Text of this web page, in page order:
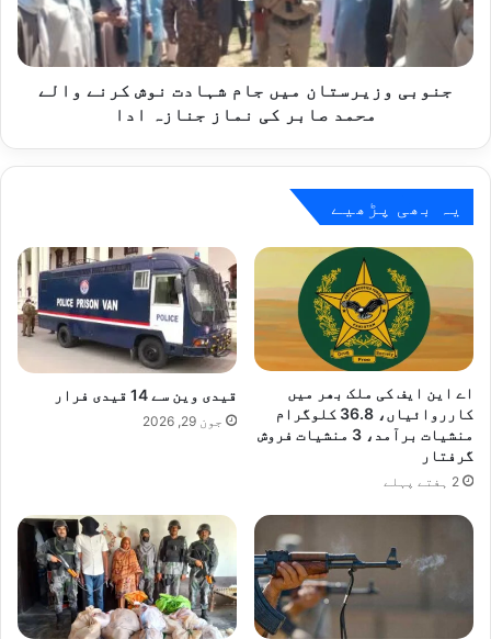
کرنے
والے
محمد
جنوبی وزیرستان میں جام شہادت نوش کرنے والے
محمد صابر کی نماز جنازہ ادا
یہ بھی پڑھیے
اے این ایف کی ملک بھر میں
کارروائیاں، 36.8 کلوگرام
منشیات برآمد، 3 منشیات فروش
گرفتار
2 ہفتے پہلے
قیدی وین سے 14 قیدی فرار
جون 29, 2026